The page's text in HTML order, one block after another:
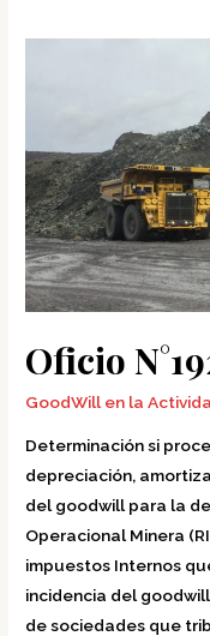
Oficio
GoodWill en la
Determinación si
depreciación,
del goodwill para la
Operacional Minera
impuestos Internos
incidencia del
de sociedades que